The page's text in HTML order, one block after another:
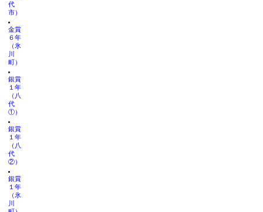
代
市）
金賞
６年
（氷
川
町）
銀賞
１年
（八
代
①）
銀賞
１年
（八
代
②）
銀賞
１年
（氷
川